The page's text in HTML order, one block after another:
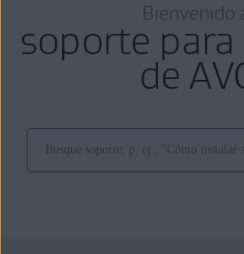
Bienvenido
soporte
de